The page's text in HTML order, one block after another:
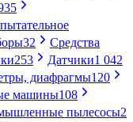
32
Средства
253 Датчики1 042
диафрагмы120
машины108
пылесосы2